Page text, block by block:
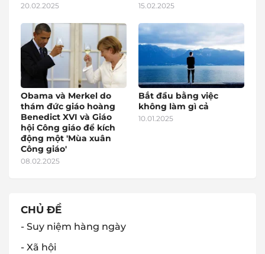
20.02.2025 15.02.2025
Obama và Merkel do
thám đức giáo hoàng
Benedict XVI và Giáo
hội Công giáo để kích
động một 'Mùa xuân
Công giáo'
08.02.2025
Bắt đầu bằng việc
không làm gì cả
10.01.2025
CHỦ ĐỀ
- Suy niệm hàng ngày
- Xã hội